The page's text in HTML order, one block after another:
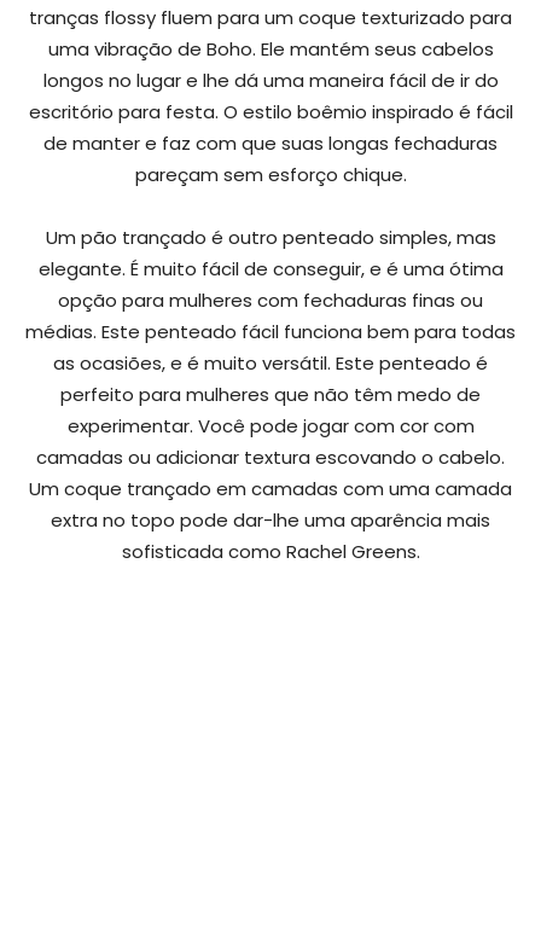
tranças flossy fluem para um coque texturizado para
uma vibração de Boho. Ele mantém seus cabelos
longos no lugar e lhe dá uma maneira fácil de ir do
escritório para festa. O estilo boêmio inspirado é fácil
de manter e faz com que suas longas fechaduras
pareçam sem esforço chique.
Um pão trançado é outro penteado simples, mas
elegante. É muito fácil de conseguir, e é uma ótima
opção para mulheres com fechaduras finas ou
médias. Este penteado fácil funciona bem para todas
as ocasiões, e é muito versátil. Este penteado é
perfeito para mulheres que não têm medo de
experimentar. Você pode jogar com cor com
camadas ou adicionar textura escovando o cabelo.
Um coque trançado em camadas com uma camada
extra no topo pode dar-lhe uma aparência mais
sofisticada como Rachel Greens.